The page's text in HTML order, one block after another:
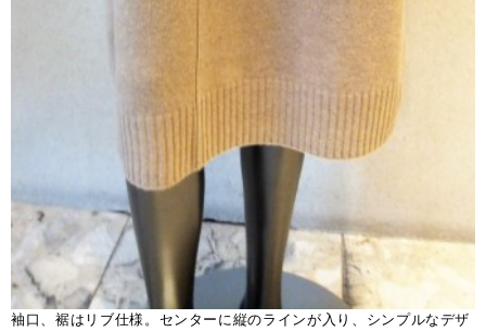
袖口、裾はリブ仕様。センターに縦のラインが入り、シンプルなデザ